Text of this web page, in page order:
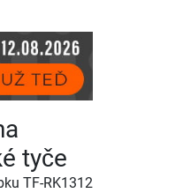
tyče
TF-RK1312